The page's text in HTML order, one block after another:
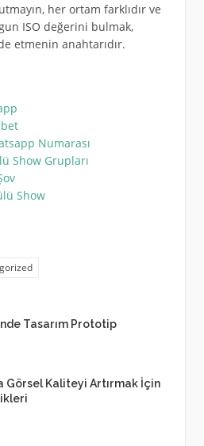
her ortam farklıdır ve
ISO değerini bulmak,
etmenin anahtarıdır.
Numarası
Show Grupları
Show
Tasarım Prototip
Görsel Kaliteyi Artırmak İçin